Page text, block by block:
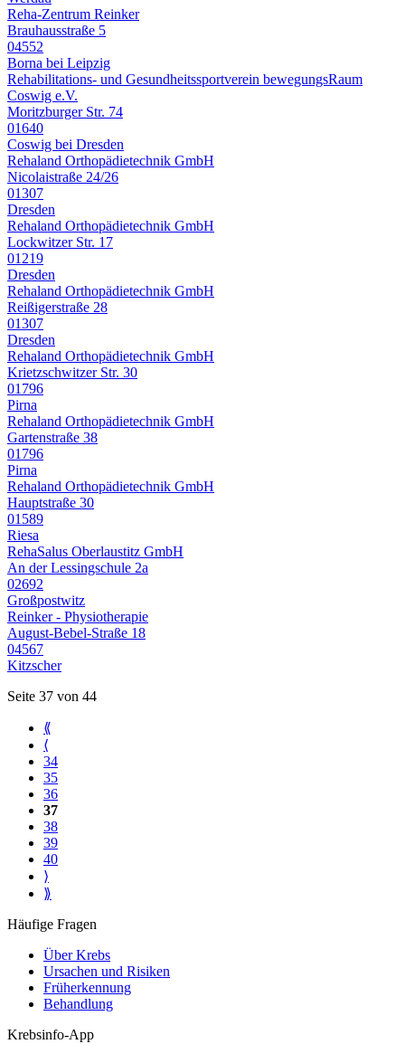
Reha-Zentrum Reinker
Brauhausstraße 5
04552
Borna bei Leipzig
Rehabilitations- und Gesundheitssportverein bewegungsRaum
Coswig e.V.
Moritzburger Str. 74
01640
Coswig bei Dresden
Rehaland Orthopädietechnik GmbH
Nicolaistraße 24/26
01307
Dresden
Rehaland Orthopädietechnik GmbH
Lockwitzer Str. 17
01219
Dresden
Rehaland Orthopädietechnik GmbH
Reißigerstraße 28
01307
Dresden
Rehaland Orthopädietechnik GmbH
Krietzschwitzer Str. 30
01796
Pirna
Rehaland Orthopädietechnik GmbH
Gartenstraße 38
01796
Pirna
Rehaland Orthopädietechnik GmbH
Hauptstraße 30
01589
Riesa
RehaSalus Oberlaustitz GmbH
An der Lessingschule 2a
02692
Großpostwitz
Reinker - Physiotherapie
August-Bebel-Straße 18
04567
Kitzscher
Seite 37 von 44
⟪
⟨
34
35
36
37
38
39
40
⟩
⟫
Häufige Fragen
Über Krebs
Ursachen und Risiken
Früherkennung
Behandlung
Krebsinfo-App